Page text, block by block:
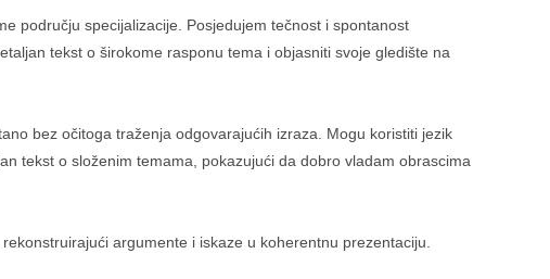
području specijalizacije. Posjedujem tečnost i spontanost
tekst o širokome rasponu tema i objasniti svoje gledište na
bez očitoga traženja odgovarajućih izraza. Mogu koristiti jezik
tekst o složenim temama, pokazujući da dobro vladam obrascima
argumente i iskaze u koherentnu prezentaciju.